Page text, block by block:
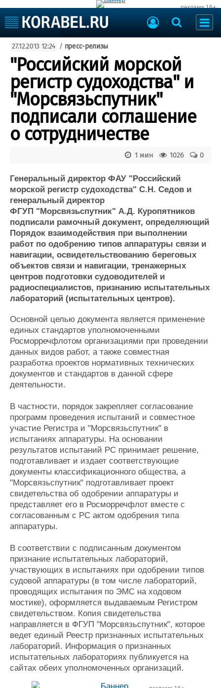
реклама 16+
Судоходство
Судоремонт
События
Порты
Рыболовство
ВМФ
Образование
Яхты и катера
Еще
Судостроение
Компании
Репутация
Работа
Журнал
Реклама
Доска объявлений
Оборудование
Изделия
Материалы
Услуги
Выставки и семинары
Личности
Флот
Галерея флота
Форум
Все службы
27.12.2013 12:24 / пресс-релизы
"Российский морской
регистр судоходства" и
"Морсвязьспутник"
подписали соглашение
о сотрудничестве
0
1026
1 мин
Генеральный директор ФАУ "Российский
морской регистр судоходства" С.Н. Седов и
генеральный директор
ФГУП "Морсвязьспутник" А.Д. Куропятников
подписали рамочный документ, определяющий
Порядок взаимодействия при выполнении
работ по одобрению типов аппаратуры связи и
навигации, освидетельствованию береговых
объектов связи и навигации, тренажерных
центров подготовки судоводителей и
радиоспециалистов, признанию испытательных
лабораторий (испытательных центров).
Основной целью документа является применение
единых стандартов уполномоченными
Росморречфлотом организациями при проведении
данных видов работ, а также совместная
разработка проектов нормативных технических
документов и стандартов в данной сфере
деятельности.
В частности, порядок закрепляет согласование
программ проведения испытаний и совместное
участие Регистра и "Морсвязьспутник" в
испытаниях аппаратуры. На основании
результатов испытаний РС принимает решение,
подготавливает и издает соответствующие
документы классификационного общества, а
"Морсвязьспутник" подготавливает проект
свидетельства об одобрении аппаратуры и
представляет его в Росморречфлот вместе с
согласованным с РС актом одобрения типа
аппаратуры.
В соответствии с подписанным документом
признание испытательных лабораторий,
участвующих в испытаниях при одобрении типов
судовой аппаратуры (в том числе лабораторий,
проводящих испытания по ЭМС на ходовом
мостике), оформляется выдаваемым Регистром
свидетельством. Копия свидетельства
направляется в ФГУП "Морсвязьспутник", которое
ведет единый Реестр признанных испытательных
лабораторий. Информация о признанных
испытательных лабораториях публикуется на
сайтах обеих уполномоченных организаций.